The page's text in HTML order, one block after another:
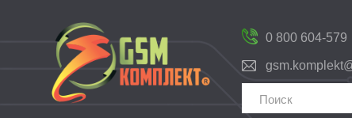
0 800 604-579